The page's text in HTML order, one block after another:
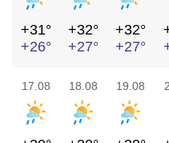
+31°
+26°
+32°
+27°
+32°
+27°
17.08 18.08 19.08